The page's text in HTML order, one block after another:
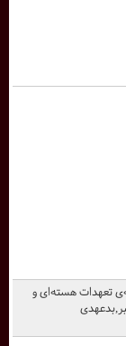
تعهدات هسته‌ای و